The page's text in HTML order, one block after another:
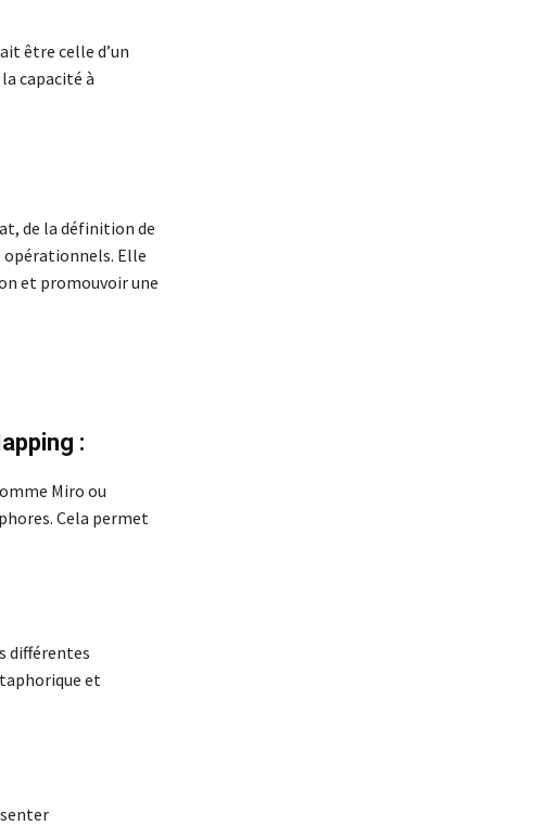
être celle d’un
capacité à
de la définition de
opérationnels. Elle
et promouvoir une
:
Miro ou
Cela permet
différentes
et